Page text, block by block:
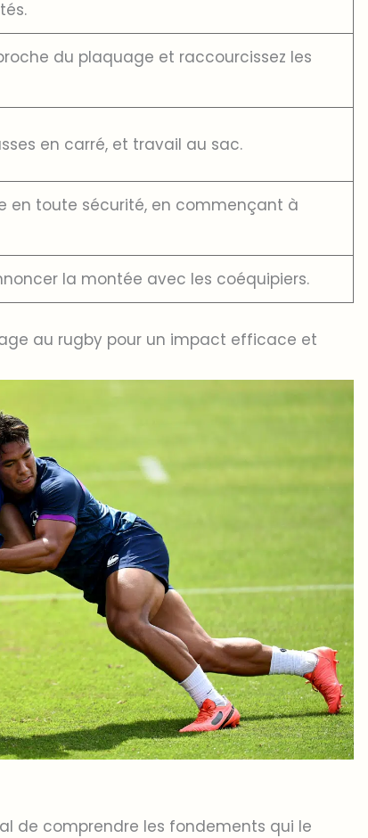
du plaquage et raccourcissez les
en carré, et travail au sac.
en toute sécurité, en commençant à
la montée avec les coéquipiers.
au rugby pour un impact efficace et
de comprendre les fondements qui le